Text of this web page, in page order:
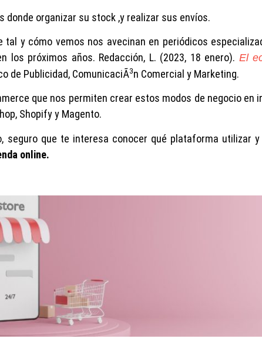
donde organizar su stock ,y realizar sus envíos.
tal y cómo vemos nos avecinan en periódicos
los próximos años. Redacción, L. (2023, 18 enero). El
de Publicidad, ComunicaciÃ3n Comercial y Marketing.
que nos permiten crear estos modos de negocio en
Shopify y Magento.
seguro que te interesa conocer qué plataforma utilizar
online.